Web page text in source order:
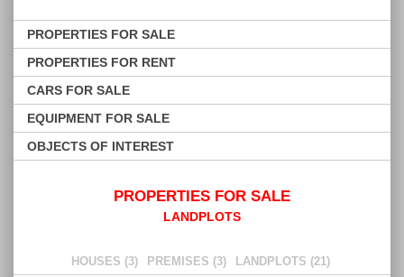
PROPERTIES FOR SALE
PROPERTIES FOR RENT
CARS FOR SALE
EQUIPMENT FOR SALE
OBJECTS OF INTEREST
PROPERTIES FOR SALE
LANDPLOTS
HOUSES (3) PREMISES (3) LANDPLOTS (21)